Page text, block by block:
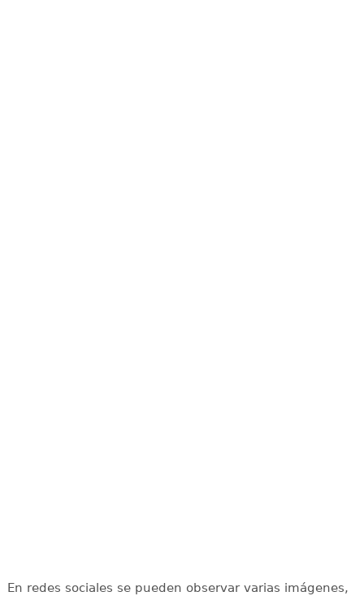
En redes sociales se pueden observar varias imágenes,